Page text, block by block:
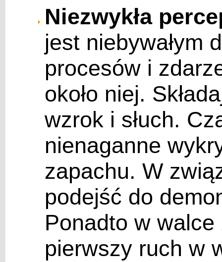
Niezwykła
jest niebywałym
procesów i
około niej.
wzrok i słuch.
nienaganne
zapachu. W
podejść do
Ponadto w
pierwszy ruch w